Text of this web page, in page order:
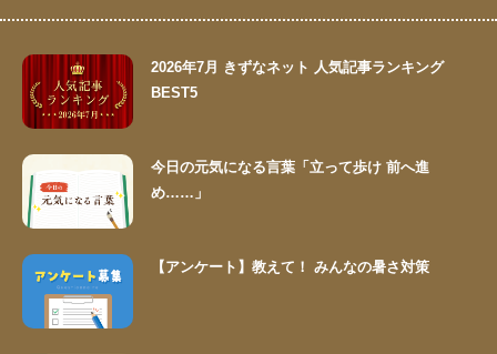
2026年7月 きずなネット 人気記事ランキング
BEST5
今日の元気になる言葉「立って歩け 前へ進
め……」
【アンケート】教えて！ みんなの暑さ対策